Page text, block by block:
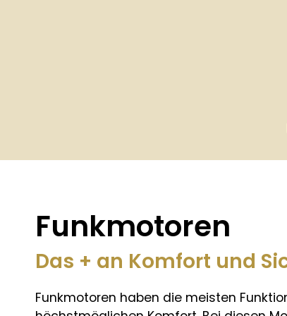
Funkmotoren
Das + an Komfort und
Funkmotoren haben die meisten